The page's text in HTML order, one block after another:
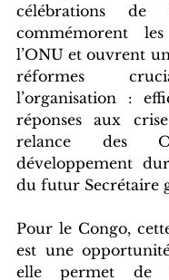
célébrations de
commémorent
l’ONU et ouvrent
réformes
l’organisation :
réponses aux
relance des
développement
du futur Secrétaire
Pour le Congo,
est une
elle permet de